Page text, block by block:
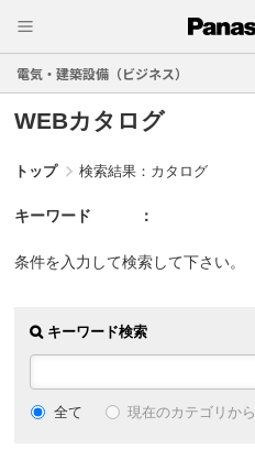
電気・建築設備（ビジネス）
WEBカタログ
トップ 検索結果：カタログ
キーワード
条件を入力して検索して下さい。
キーワード検索
全て 現在のカテゴリから